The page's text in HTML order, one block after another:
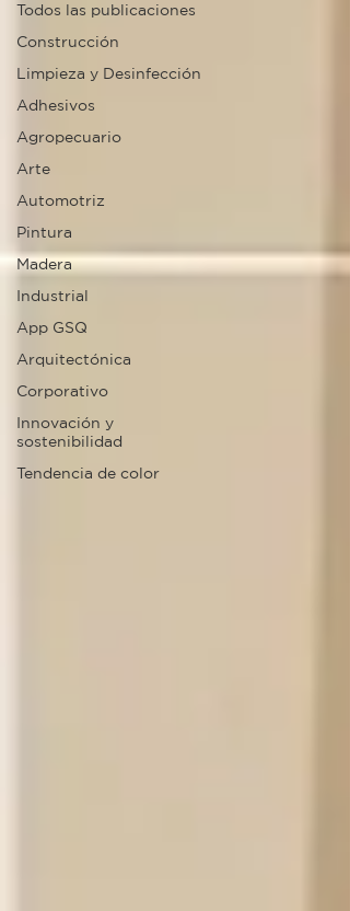
Todos las publicaciones
Construcción
Limpieza y Desinfección
Adhesivos
Agropecuario
Arte
Automotriz
Pintura
Madera
Industrial
App GSQ
Arquitectónica
Corporativo
Innovación y
sostenibilidad
Tendencia de color